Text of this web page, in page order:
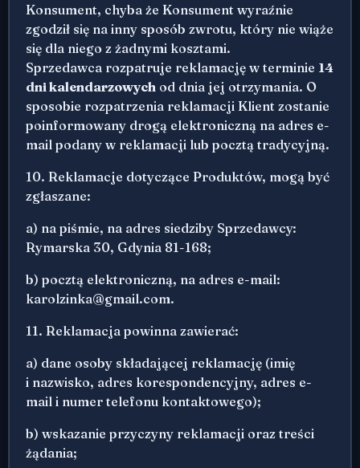
Konsument, chyba że Konsument wyraźnie
zgodził się na inny sposób zwrotu, który nie wiąże
się dla niego z żadnymi kosztami.
Sprzedawca rozpatruje reklamację w terminie 14
dni kalendarzowych od dnia jej otrzymania. O
sposobie rozpatrzenia reklamacji Klient zostanie
poinformowany drogą elektroniczną na adres e-
mail podany w reklamacji lub pocztą tradycyjną.
10. Reklamacje dotyczące Produktów, mogą być
zgłaszane:
a) na piśmie, na adres siedziby Sprzedawcy:
Rymarska 30, Gdynia 81-168;
b) pocztą elektroniczną, na adres e-mail:
karolzinka@gmail.com.
11. Reklamacja powinna zawierać:
a) dane osoby składającej reklamację (imię
i nazwisko, adres korespondencyjny, adres e-
mail i numer telefonu kontaktowego);
b) wskazanie przyczyny reklamacji oraz treści
żądania;